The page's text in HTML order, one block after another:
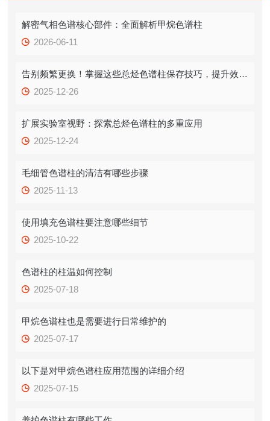
解密气相色谱核心部件：全面解析甲烷色谱柱
2026-06-11
告别频繁更换！掌握这些总烃色谱柱保存技巧，提升效率！
2025-12-26
扩展实验室视野：探索总烃色谱柱的多重应用
2025-12-24
毛细管色谱柱的清洁有哪些步骤
2025-11-13
使用填充色谱柱要注意哪些细节
2025-10-22
色谱柱的柱温如何控制
2025-07-18
甲烷色谱柱也是需要进行日常维护的
2025-07-17
以下是对甲烷色谱柱应用范围的详细介绍
2025-07-15